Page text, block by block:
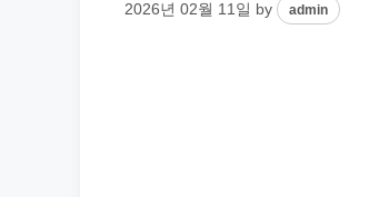
2026년 02월 11일 by admin